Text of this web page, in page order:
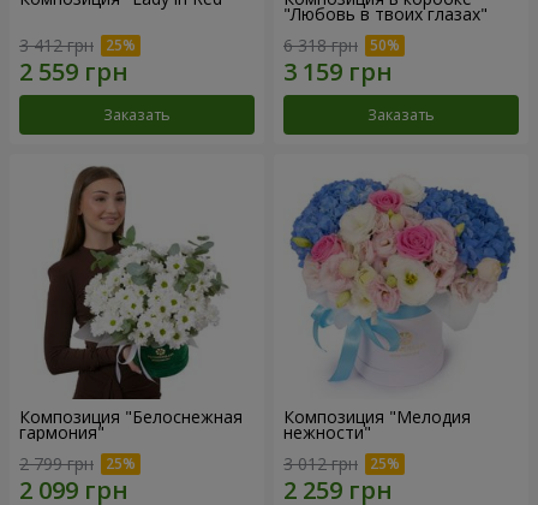
3 412 грн
Заказать
"Любовь в твоих глазах"
6 318 грн
Заказать
Композиция "Белоснежная
гармония"
2 799 грн
Композиция "Мелодия
нежности"
3 012 грн